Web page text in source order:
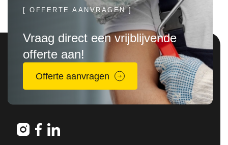
[ OFFERTE AANVRAGEN ]
Vraag direct een vrijblijvende
offerte aan!
Offerte aanvragen